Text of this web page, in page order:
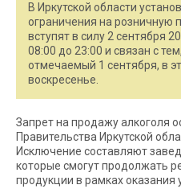
В Иркутской области
ограничения на розничную
вступят в силу 2 сентября
08:00 до 23:00 и связан с
отмечаемый 1 сентября, в
воскресенье.
Запрет на продажу алкоголя
Правительства Иркутской
Исключение составляют
которые смогут продолжать
продукции в рамках оказания